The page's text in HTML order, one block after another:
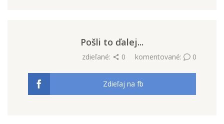
Pošli to ďalej...
zdieľané: 0 komentované: 0
Zdieľaj na fb